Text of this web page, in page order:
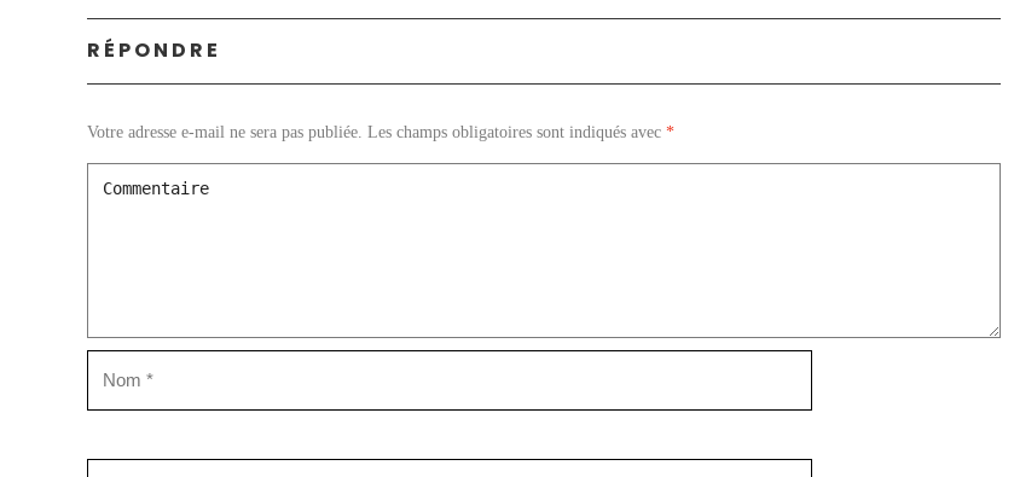
RÉPONDRE
Votre adresse e-mail ne sera pas publiée. Les champs obligatoires sont indiqués avec *